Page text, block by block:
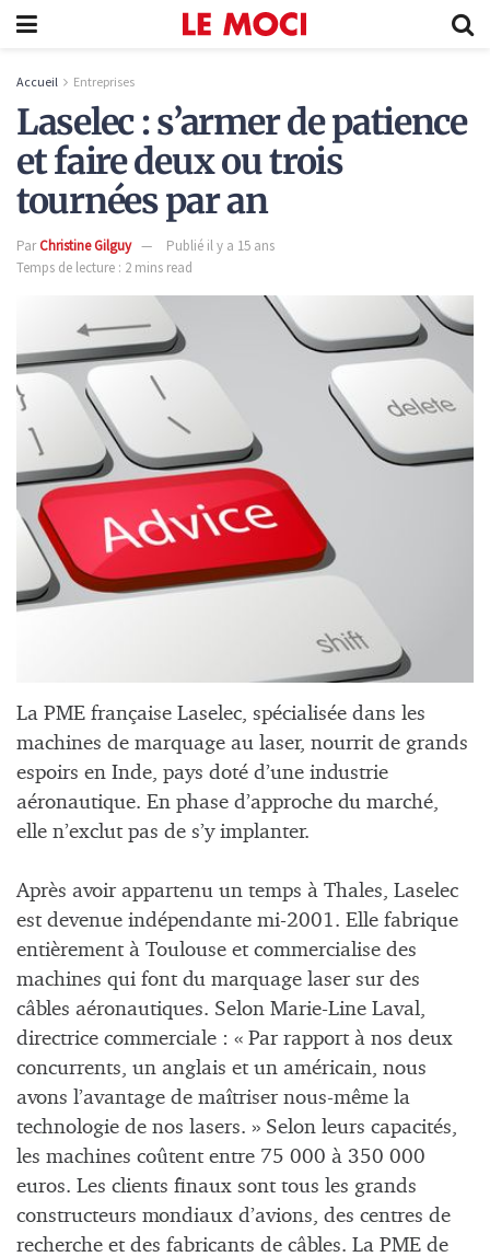
Accueil Entreprises
Laselec : s’armer de patience
et faire deux ou trois
tournées par an
ParChristine Gilguy
Publié il y a 15 ans
Temps de lecture : 2 mins read
La PME française Laselec, spécialisée dans les
machines de marquage au laser, nourrit de grands
espoirs en Inde, pays doté d’une industrie
aéronautique. En phase d’approche du marché,
elle n’exclut pas de s’y implanter.
Après avoir appartenu un temps à Thales, Laselec
est devenue indépendante mi-2001. Elle fabrique
entièrement à Toulouse et commercialise des
machines qui font du marquage laser sur des
câbles aéronautiques. Selon Marie-Line Laval,
directrice commerciale : « Par rapport à nos deux
concurrents, un anglais et un américain, nous
avons l’avantage de maîtriser nous-même la
technologie de nos lasers. » Selon leurs capacités,
les machines coûtent entre 75 000 à 350 000
euros. Les clients finaux sont tous les grands
constructeurs mondiaux d’avions, des centres de
recherche et des fabricants de câbles. La PME de